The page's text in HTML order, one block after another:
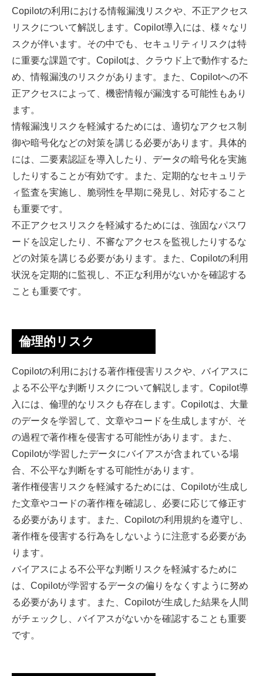
Copilotの利用における情報漏洩リスクや、不正アクセス
リスクについて解説します。Copilot導入には、様々なリ
スクが伴います。その中でも、セキュリティリスクは特
に重要な課題です。Copilotは、クラウド上で動作するた
め、情報漏洩のリスクがあります。また、Copilotへの不
正アクセスによって、機密情報が漏洩する可能性もあり
ます。
情報漏洩リスクを軽減するためには、適切なアクセス制
御や暗号化などの対策を講じる必要があります。具体的
には、二要素認証を導入したり、データの暗号化を実施
したりすることが有効です。また、定期的なセキュリテ
ィ監査を実施し、脆弱性を早期に発見し、対応すること
も重要です。
不正アクセスリスクを軽減するためには、強固なパスワ
ードを設定したり、不審なアクセスを監視したりするな
どの対策を講じる必要があります。また、Copilotの利用
状況を定期的に監視し、不正な利用がないかを確認する
ことも重要です。
倫理的リスク
Copilotの利用における著作権侵害リスクや、バイアスに
よる不公平な判断リスクについて解説します。Copilot導
入には、倫理的なリスクも存在します。Copilotは、大量
のデータを学習して、文章やコードを生成しますが、そ
の過程で著作権を侵害する可能性があります。また、
Copilotが学習したデータにバイアスが含まれている場
合、不公平な判断をする可能性があります。
著作権侵害リスクを軽減するためには、Copilotが生成し
た文章やコードの著作権を確認し、必要に応じて修正す
る必要があります。また、Copilotの利用規約を遵守し、
著作権を侵害する行為をしないように注意する必要があ
ります。
バイアスによる不公平な判断リスクを軽減するために
は、Copilotが学習するデータの偏りをなくすように努め
る必要があります。また、Copilotが生成した結果を人間
がチェックし、バイアスがないかを確認することも重要
です。